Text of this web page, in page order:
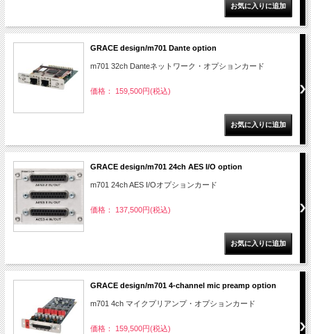
GRACE design/m701 Dante option
m701 32ch Danteネットワーク・オプションカード
価格： 159,500円(税込)
GRACE design/m701 24ch AES I/O option
m701 24ch AES I/Oオプションカード
価格： 137,500円(税込)
GRACE design/m701 4-channel mic preamp option
m701 4ch マイクプリアンプ・オプションカード
価格： 159,500円(税込)